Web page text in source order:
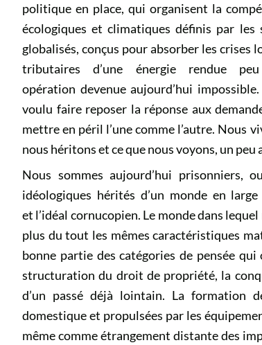
politique en place, qui organisent la
écologiques et climatiques définis par les
globalisés, conçus pour absorber les crises
tributaires d’une énergie rendue
opération devenue aujourd’hui
voulu faire reposer la réponse aux
mettre en péril l’une comme l’autre. Nous
nous héritons et ce que nous voyons, un peu
Nous sommes aujourd’hui prisonniers,
idéologiques hérités d’un monde en
et l’idéal cornucopien. Le monde dans
plus du tout les mêmes caractéristiques
bonne partie des catégories de pensée
structuration du droit de propriété, la
d’un passé déjà lointain. La formation
domestique et propulsées par les
même comme étrangement distante des